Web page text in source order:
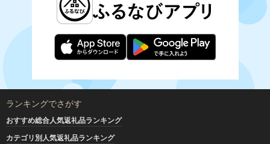
ランキングでさがす
おすすめ総合人気返礼品ランキング
カテゴリ別人気返礼品ランキング